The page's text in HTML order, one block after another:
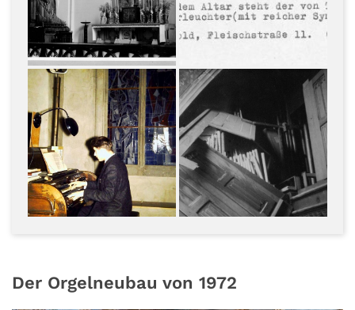
Der Orgelneubau von 1972